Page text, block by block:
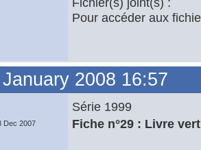
Pour accéder aux
2008 16:57
Dec 2007
Série 1999
Fiche n°29 : Livre